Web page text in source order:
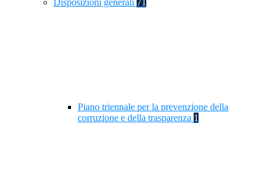
Disposizioni generali 71
Piano triennale per la prevenzione della
corruzione e della trasparenza 1